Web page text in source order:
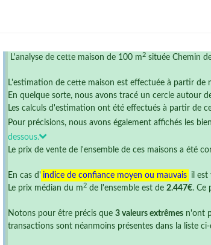
L'analyse de cette maison de 100 m 2 située Chemin
L'estimation de cette maison est effectuée à partir de
En quelque sorte, nous avons tracé un cercle autour
Les calculs d'estimation ont été effectués à partir de
Pour précisions, nous avons également affichés les
dessous.
Le prix de vente de l'ensemble de ces maisons a été
En cas d' indice de confiance moyen ou mauvais il est
Le prix médian du m 2 de l'ensemble est de 2.447€. Ce
Notons pour être précis que 3 valeurs extrêmes n'ont
transactions sont néanmoins présentes dans la liste ci-